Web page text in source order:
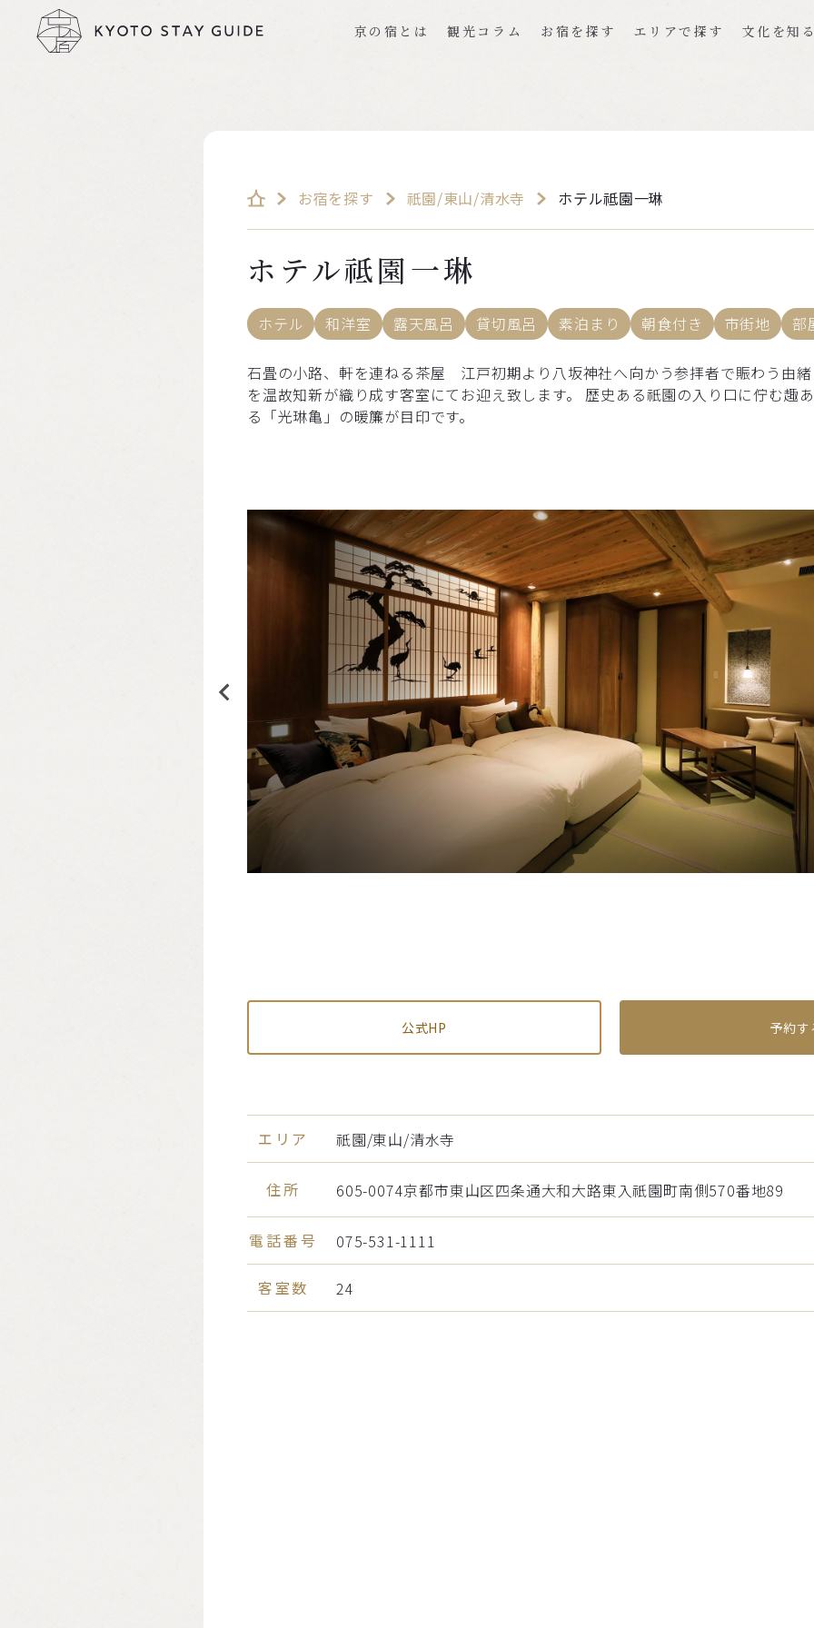
京の宿とは 観光コラム お宿を探す エリアで探す 文化を知
お宿を探す 祇園/東山/清水寺 ホテル祗園一琳
ホテル祗園一琳
ホテル 和洋室 露天風呂 貸切風呂 素泊まり 朝食付き 市街地 部
石畳の小路、軒を連ねる茶屋 江戸初期より八坂神社へ向かう参拝者で賑わう由
を温故知新が織り成す客室にてお迎え致します。 歴史ある祇園の入り口に佇む趣
る「光琳亀」の暖簾が目印です。
公式HP 予約す
エリア 祇園/東山/清水寺
住所 605-0074京都市東山区四条通大和大路東入祇園町南側570番地89
電話番号 075-531-1111
客室数 24